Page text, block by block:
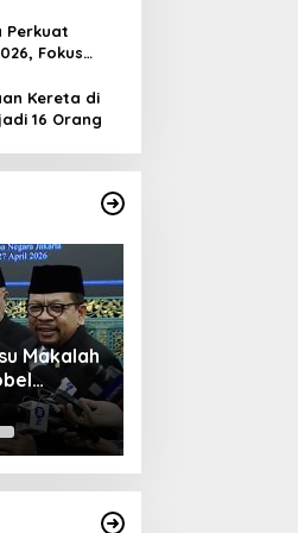
Pemerintah Klarifikasi Isu
Makalah MBG untuk
Nominasi Nobel
Perdamaian 2026
Perkuat
Fokus
Kereta di
16 Orang